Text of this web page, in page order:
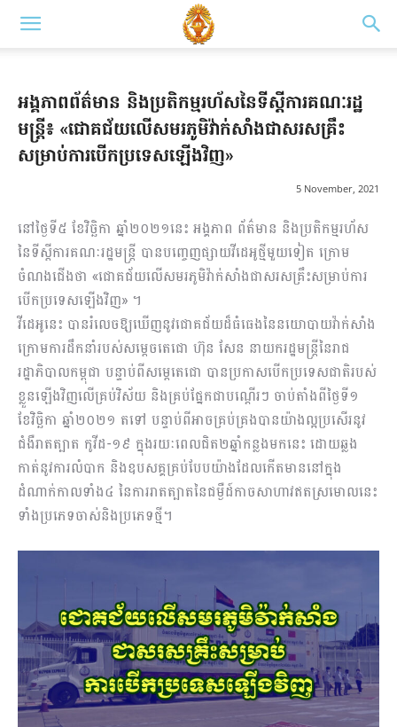
អង្គភាពព័ត៌មាន និងប្រតិកម្មរហ័សនៃទីស្តីការគណៈរដ្ឋ
មន្ត្រី៖ «ជោគជ័យលើសមរភូមិវ៉ាក់សាំងជាសរសគ្រឹះ
សម្រាប់ការបើកប្រទេសឡើងវិញ»
5 November, 2021
នៅថ្ងៃទី៥ ខែវិច្ឆិកា ឆ្នាំ២០២១នេះ អង្គភាព ព័ត៌មាន និងប្រតិកម្មរហ័ស
នៃទីស្តីការគណៈរដ្ឋមន្ត្រី បានបញ្ចេញផ្សាយវីដេអូថ្មីមួយទៀត ក្រោម
ចំណងជើងថា «ជោគជ័យលើសមរភូមិវ៉ាក់សាំងជាសរសគ្រឹះសម្រាប់ការ
បើកប្រទេសឡើងវិញ» ។
វីដេអូនេះ បានរំលេចឱ្យឃើញនូវជោគជ័យដ៏ធំធេងនៃនយោបាយវ៉ាក់សាំង
ក្រោមការដឹកនាំរបស់សម្តេចតេជោ ហ៊ុន សែន នាយករដ្ឋមន្ត្រីនៃរាជ
រដ្ឋាភិបាលកម្ពុជា បន្ទាប់ពីសម្តេតេជោ បានប្រកាសបើកប្រទេសជាតិរបស់
ខ្លួនឡើងវិញលើគ្រប់វិស័យ និងគ្រប់ផ្នែកជាបណ្តើរៗ ចាប់តាំងពីថ្ងៃទី១
ខែវិច្ឆិកា ឆ្នាំ២០២១ តទៅ បន្ទាប់ពីអាចគ្រប់គ្រងបានយ៉ាងល្អប្រសើរនូវ
ជំងឺរាតត្បាត កូវីដ-១៩ ក្នុងរយៈពេលជិត២ឆ្នាំកន្លងមកនេះ ដោយឆ្លង
កាត់នូវការលំបាក និងឧបសគ្គគ្រប់បែបយ៉ាងដែលកើតមាននៅក្នុង
ដំណាក់កាលទាំង៤ នៃការរាតត្បាតនៃជម្ងឺដ៍កាចសាហាវឥតស្រមោលនេះ
ទាំងប្រភេទចាស់និងប្រភេទថ្មី។